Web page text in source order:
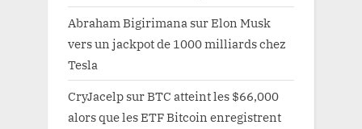
Abraham Bigirimana surElon Musk
vers un jackpot de 1000 milliards chez
Tesla
CryJacelp surBTC atteint les $66,000
alors que les ETF Bitcoin enregistrent